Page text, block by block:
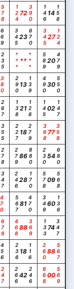
578 124 72390 146 14 158
669 345 23 670 345 27124
235 *** ** *** 589 20 479
380 290 13 139 49030 550
267 138 21 128 145 02 147
355 227 18 279 368 77359
279 86 880 230 54 680
347 246 28 170 578 09 568
470 56781 470 349 60 136
679 46888 369 133 74 347
456 236 18 116 26088 567
247 26642 246 66800 569